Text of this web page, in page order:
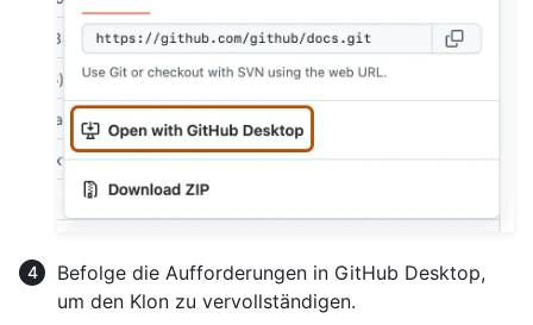
Befolge die Aufforderungen in GitHub Desktop,
um den Klon zu vervollständigen.